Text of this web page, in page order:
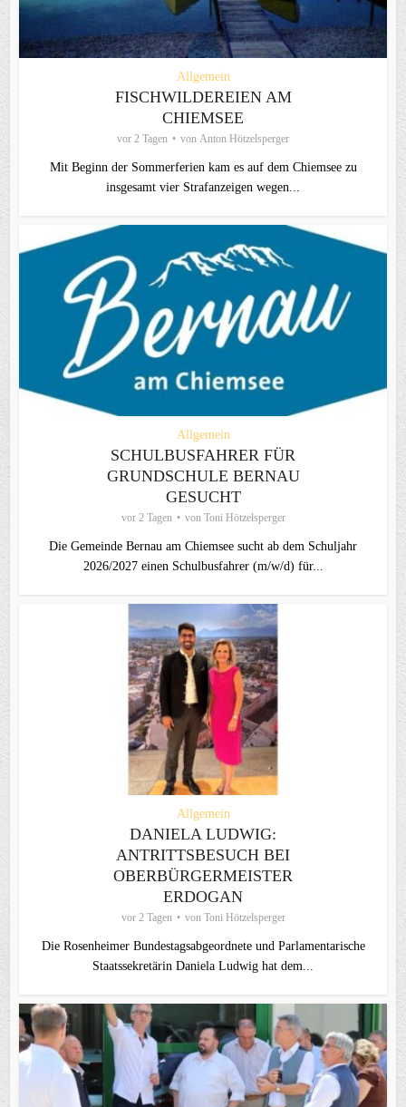
Allgemein
FISCHWILDEREIEN AM
CHIEMSEE
vor 2 Tagen von Anton Hötzelsperger
Mit Beginn der Sommerferien kam es auf dem Chiemsee zu
insgesamt vier Strafanzeigen wegen...
Allgemein
SCHULBUSFAHRER FÜR
GRUNDSCHULE BERNAU
GESUCHT
vor 2 Tagen von Toni Hötzelsperger
Die Gemeinde Bernau am Chiemsee sucht ab dem Schuljahr
2026/2027 einen Schulbusfahrer (m/w/d) für...
Allgemein
DANIELA LUDWIG:
ANTRITTSBESUCH BEI
OBERBÜRGERMEISTER
ERDOGAN
vor 2 Tagen von Toni Hötzelsperger
Die Rosenheimer Bundestagsabgeordnete und Parlamentarische
Staatssekretärin Daniela Ludwig hat dem...